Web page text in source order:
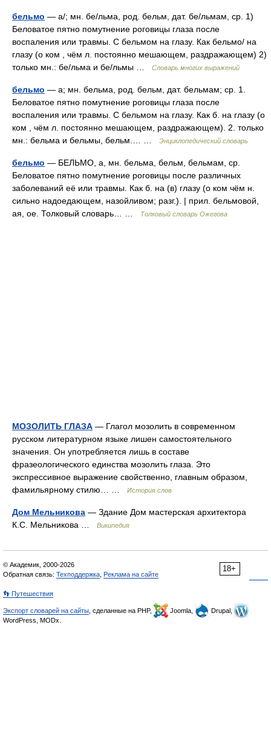
бельмо — а/; мн. бе/льма, род. бельм, дат. бе/льмам, ср. 1)
Беловатое пятно помутнение роговицы глаза после
воспаления или травмы. С бельмом на глазу. Как бельмо/ на
глазу (о ком , чём л. постоянно мешающем, раздражающем) 2)
только мн.: бе/льма и бе/льмы …
Словарь многих выражений
бельмо — а; мн. бельма, род. бельм, дат. бельмам; ср. 1.
Беловатое пятно помутнение роговицы глаза после
воспаления или травмы. С бельмом на глазу. Как б. на глазу (о
ком , чём л. постоянно мешающем, раздражающем). 2. только
мн.: бельма и бельмы, бельм.… …
Энциклопедический словарь
бельмо — БЕЛЬМО, а, мн. бельма, бельм, бельмам, ср.
Беловатое пятно помутнение роговицы после различных
заболеваний её или травмы. Как б. на (в) глазу (о ком чём н.
сильно надоедающем, назойливом; разг.). | прил. бельмовой,
ая, ое. Толковый словарь… …
Толковый словарь Ожегова
МОЗОЛИТЬ ГЛАЗА — Глагол мозолить в современном
русском литературном языке лишен самостоятельного
значения. Он употребляется лишь в составе
фразеологического единства мозолить глаза. Это
экспрессивное выражение свойственно, главным образом,
фамильярному стилю… …
История слов
Дом Мельникова — Здание Дом мастерская архитектора
К.С. Мельникова …
Википедия
18+
© Академик, 2000-2026
Обратная связь: Техподдержка Реклама на сайте
👣 Путешествия
Экспорт словарей на сайты , сделанные на PHP, Joomla,
Drupal,
WordPress, MODx.